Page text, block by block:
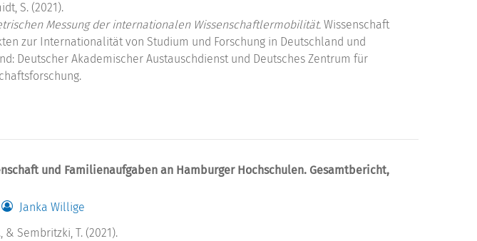
S. (2021).
Messung der internationalen Wissenschaftlermobilität. Wissenschaft
zur Internationalität von Studium und Forschung in Deutschland und
Deutscher Akademischer Austauschdienst und Deutsches Zentrum für
und Familienaufgaben an Hamburger Hochschulen. Gesamtbericht,
Janka Willige
& Sembritzki, T. (2021).